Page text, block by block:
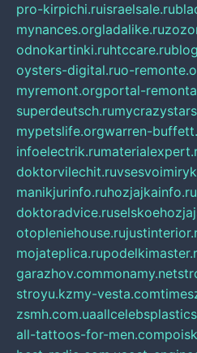
pro-kirpichi.ruisraelsale.ru
mynances.orgladalike.ru
odnokartinki.ruhtccare.ru
oysters-digital.ruo-
myremont.orgportal-
superdeutsch.ru
mypetslife.orgwarren-
infoelectrik.ru
doktorvilechit.ru
manikjurinfo.ruhozjajkainfo.ru
doktoradvice.ru
otopleniehouse.ru
mojateplica.ru
garazhov.commonamy.net
stroyu.kzmy-vesta.com
zsmh.com.ua
all-tattoos-for-men.com